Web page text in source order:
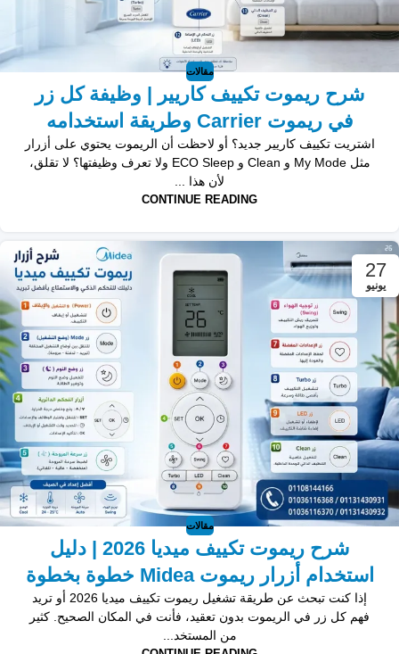
مقالات
شرح ريموت تكييف كاريير | وظيفة كل زر
في ريموت Carrier وطريقة استخدامه
اشتريت تكييف كاريير جديد؟ أو لاحظت أن الريموت يحتوي على أزرار
مثل My Mode و Clean و ECO Sleep ولا تعرف وظيفتها؟ لا تقلق،
لأن هذا ...
CONTINUE READING
27
يونيو
مقالات
شرح ريموت تكييف ميديا 2026 | دليل
استخدام أزرار ريموت Midea خطوة بخطوة
إذا كنت تبحث عن طريقة تشغيل ريموت تكييف ميديا 2026 أو تريد
فهم كل زر في الريموت بدون تعقيد، فأنت في المكان الصحيح. كثير
من المستخد...